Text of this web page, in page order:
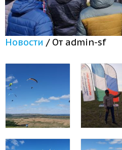
Новости / От admin-sf